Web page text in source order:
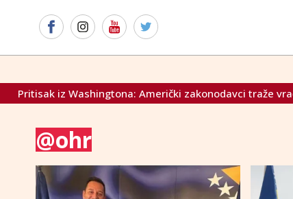
iz Washingtona: Američki zakonodavci traže vraćanje
@ohr